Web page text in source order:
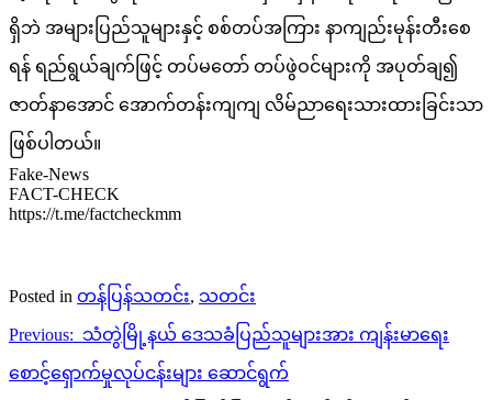
ရှိဘဲ အများပြည်သူများနှင့် စစ်တပ်အကြား နာကျည်းမုန်းတီးစေ
ရန် ရည်ရွယ်ချက်ဖြင့် တပ်မတော် တပ်ဖွဲဝင်များကို အပုတ်ချ၍
ဇာတ်နာအောင် အောက်တန်းကျကျ လိမ်ညာရေးသားထားခြင်းသာ
ဖြစ်ပါတယ်။
Fake-News
FACT-CHECK
https://t.me/factcheckmm
Posted in တန်ပြန်သတင်း, သတင်း
Post
navigation
Previous: သံတွဲမြို့နယ် ဒေသခံပြည်သူများအား ကျန်းမာရေး
စောင့်ရှောက်မှုလုပ်ငန်းများ ဆောင်ရွက်